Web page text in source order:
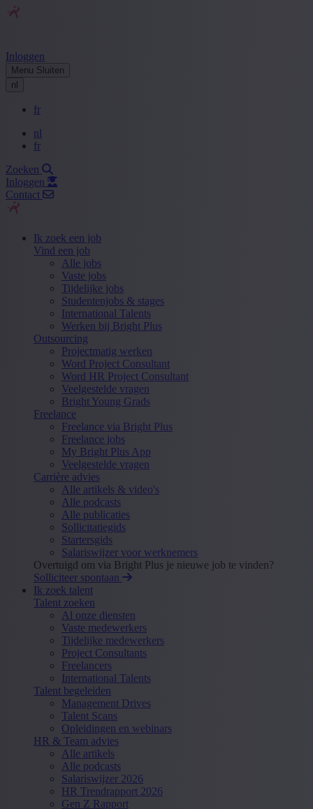
Inloggen
Menu Sluiten
nl
fr
nl
fr
Zoeken
Inloggen
Contact
Ik zoek een job
Vind een job
Alle jobs
Vaste jobs
Tijdelijke jobs
Studentenjobs & stages
International Talents
Werken bij Bright Plus
Outsourcing
Projectmatig werken
Word Project Consultant
Word HR Project Consultant
Veelgestelde vragen
Bright Young Grads
Freelance
Freelance via Bright Plus
Freelance jobs
My Bright Plus App
Veelgestelde vragen
Carrière advies
Alle artikels & video's
Alle podcasts
Alle publicaties
Sollicitatiegids
Startersgids
Salariswijzer voor werknemers
Overtuigd om via Bright Plus je nieuwe job te vinden?
Solliciteer spontaan
Ik zoek talent
Talent zoeken
Al onze diensten
Vaste medewerkers
Tijdelijke medewerkers
Project Consultants
Freelancers
International Talents
Talent begeleiden
Management Drives
Talent Scans
Opleidingen en webinars
HR & Team advies
Alle artikels
Alle podcasts
Salariswijzer 2026
HR Trendrapport 2026
Gen Z Rapport